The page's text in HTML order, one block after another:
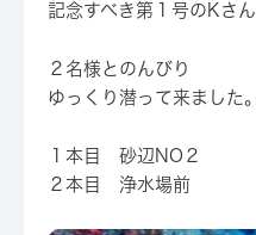
記念すべき第１号のKさん
２名様とのんびり
ゆっくり潜って来ました。
１本目 砂辺NO２
２本目 浄水場前